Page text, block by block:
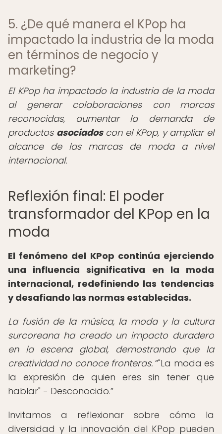
5. ¿De qué manera el KPop ha
impactado la industria de la moda
en términos de negocio y
marketing?
El KPop ha impactado la industria de la moda
al generar colaboraciones con marcas
reconocidas, aumentar la demanda de
productos asociadoscon el KPop, y ampliar el
alcance de las marcas de moda a nivel
internacional.
Reflexión final: El poder
transformador del KPop en la
moda
El fenómeno del KPop continúa ejerciendo
una influencia significativa en la moda
internacional, redefiniendo las tendencias
y desafiando las normas establecidas.
La fusión de la música, la moda y la cultura
surcoreana ha creado un impacto duradero
en la escena global, demostrando que la
creatividad no conoce fronteras. "La moda es
la expresión de quien eres sin tener que
hablar" - Desconocido.
Invitamos a reflexionar sobre cómo la
diversidad y la innovación del KPop pueden